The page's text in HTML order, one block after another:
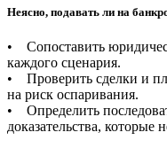
Неясно, подавать ли на
• Сопоставить
каждого сценария.
• Проверить сделки и
на риск оспаривания.
• Определить
доказательства, которые